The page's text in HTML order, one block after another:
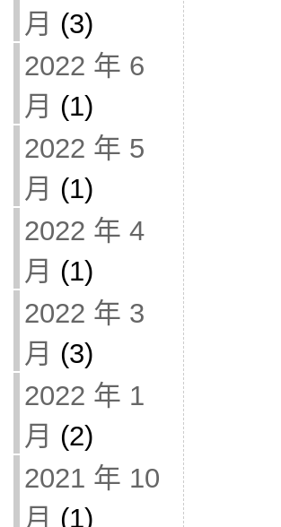
月 (3)
2022 年 6
月 (1)
2022 年 5
月 (1)
2022 年 4
月 (1)
2022 年 3
月 (3)
2022 年 1
月 (2)
2021 年 10
月 (1)